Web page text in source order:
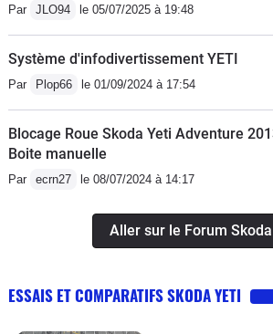
Par JLO94 le 05/07/2025 à 19:48
Système d'infodivertissement YETI
Par Plop66 le 01/09/2024 à 17:54
Blocage Roue Skoda Yeti Adventure
Boite manuelle
Par ecrn27 le 08/07/2024 à 14:17
Aller sur le Forum
ESSAIS ET COMPARATIFS SKODA YETI